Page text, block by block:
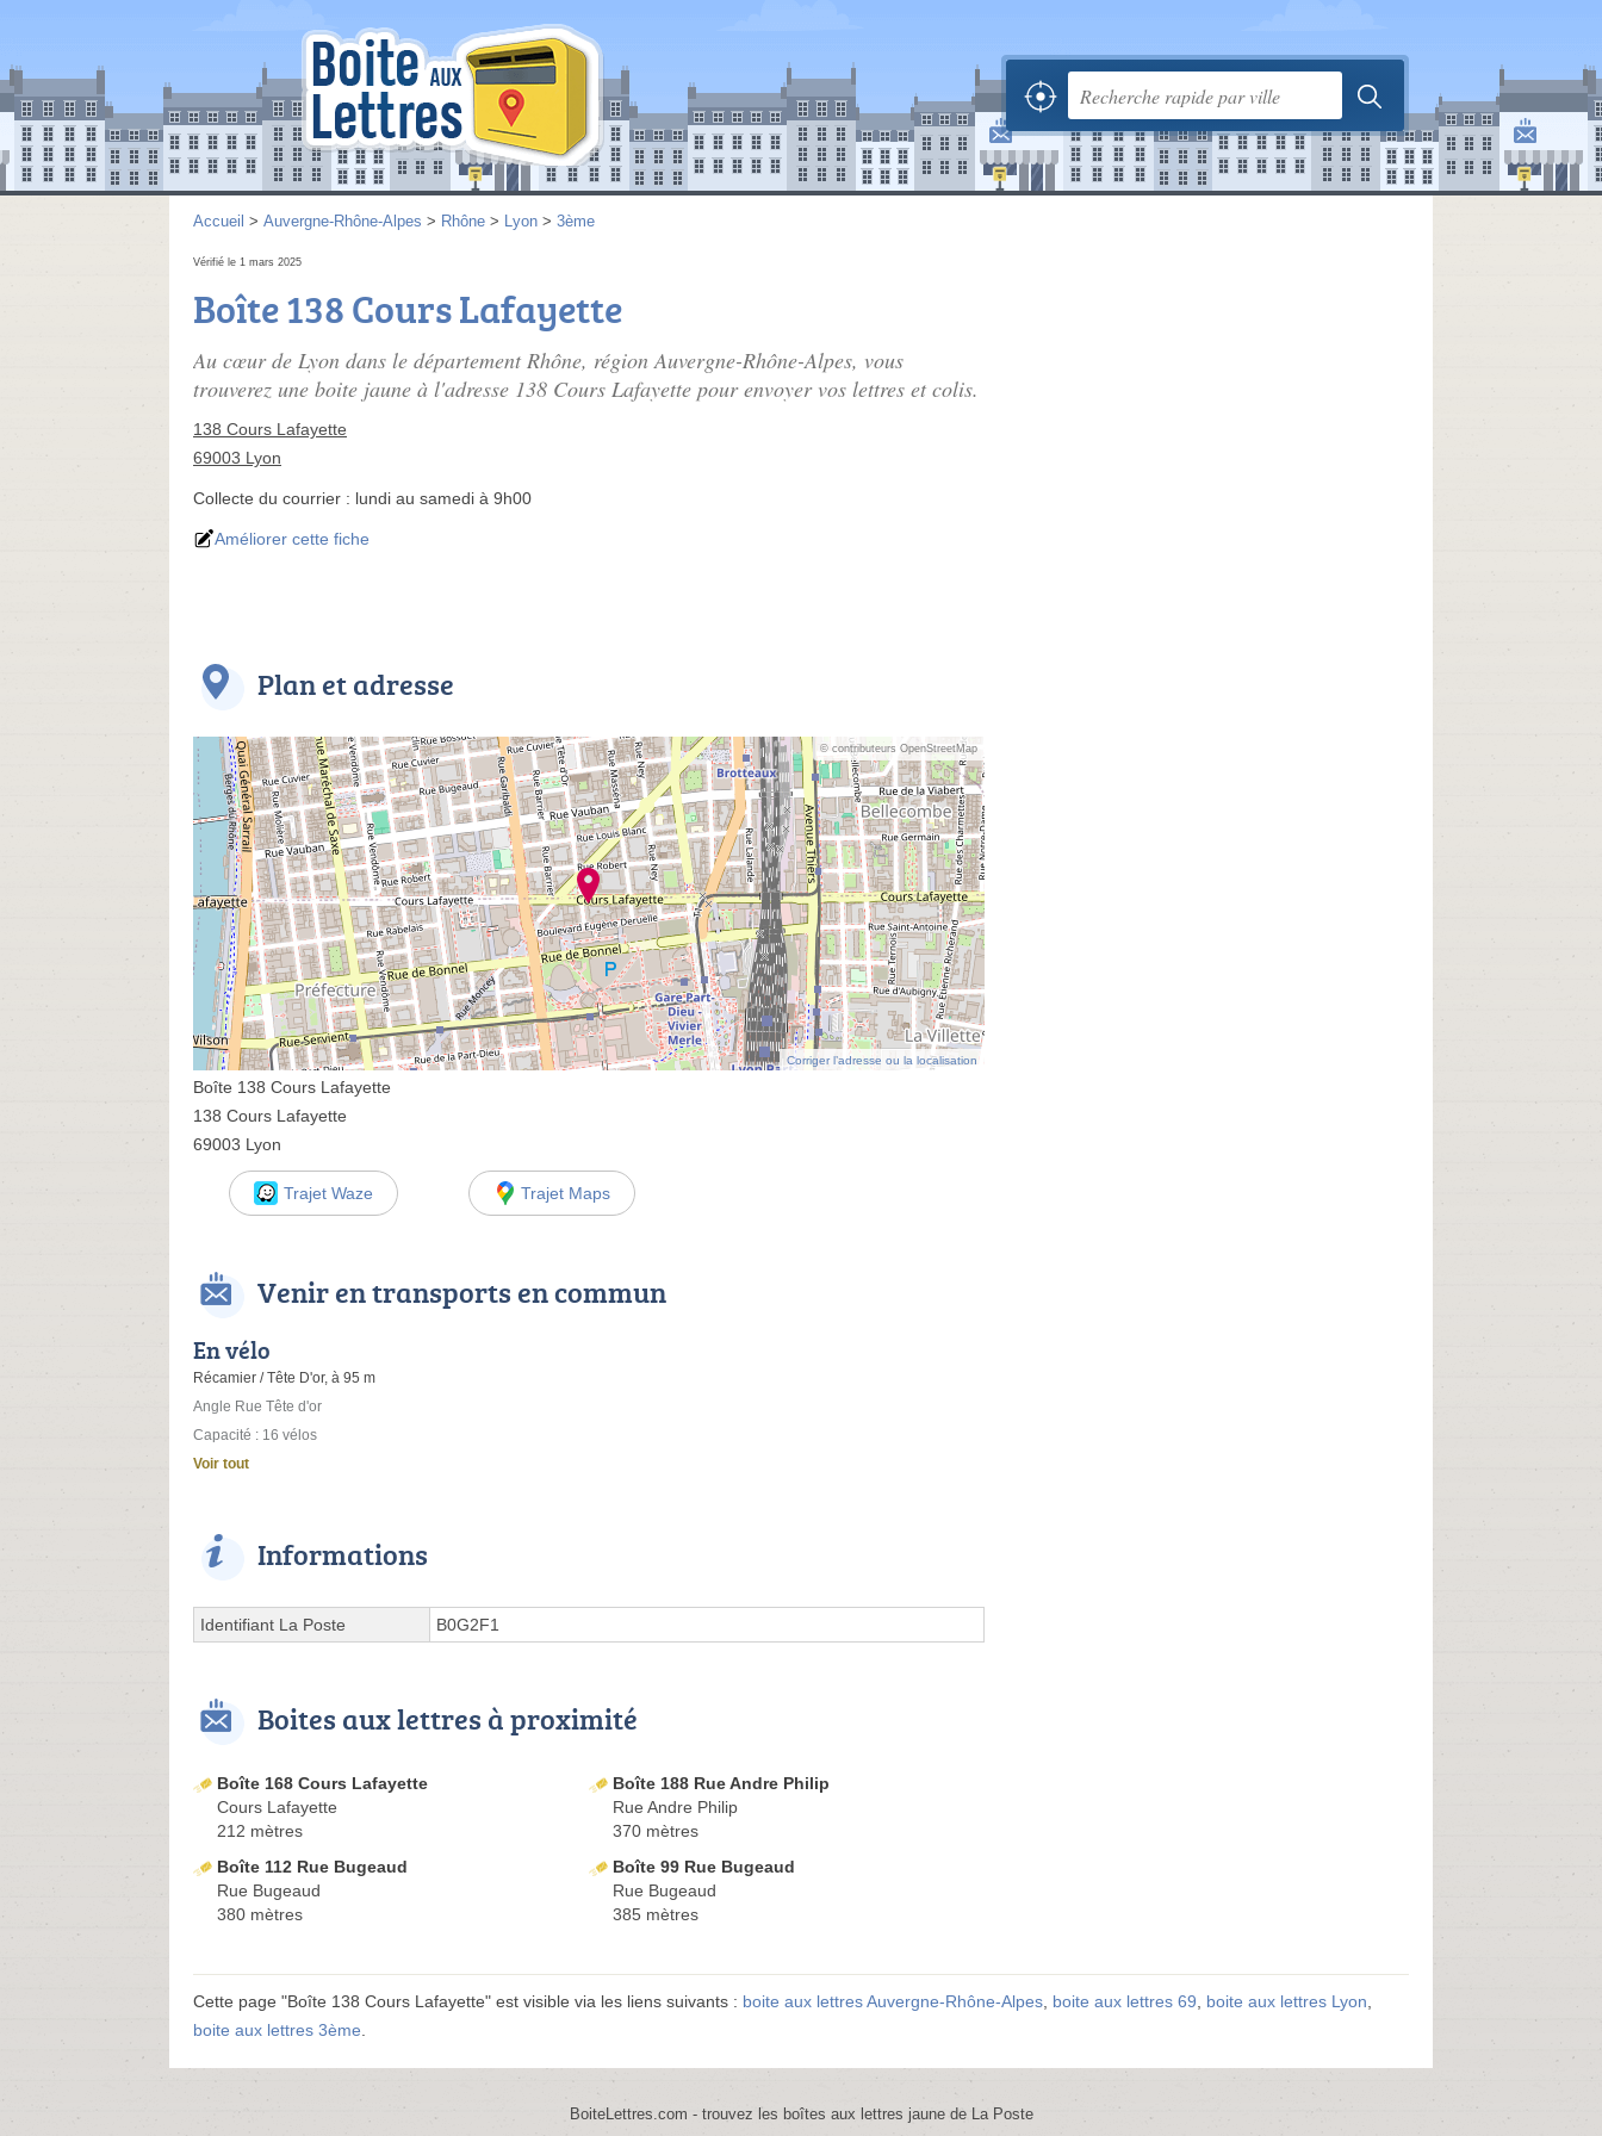
Accueil > Auvergne-Rhône-Alpes > Rhône > Lyon > 3ème
Vérifié le 1 mars 2025
Boîte 138 Cours Lafayette
Au cœur de Lyon dans le département Rhône, région Auvergne-Rhône-Alpes, vous
trouverez une boite jaune à l'adresse 138 Cours Lafayette pour envoyer vos lettres et colis.
138 Cours Lafayette
69003 Lyon
Collecte du courrier : lundi au samedi à 9h00
Améliorer cette fiche
Plan et adresse
© contributeurs OpenStreetMap
Corriger l’adresse ou la localisation
Boîte 138 Cours Lafayette
138 Cours Lafayette
69003 Lyon
Trajet Waze Trajet Maps
Venir en transports en commun
En vélo
Récamier / Tête D'or, à 95 m
Angle Rue Tête d'or
Capacité : 16 vélos
Voir tout
Informations
Identifiant La Poste B0G2F1
Boites aux lettres à proximité
Boîte 168 Cours Lafayette
Cours Lafayette
212 mètres
Boîte 188 Rue Andre Philip
Rue Andre Philip
370 mètres
Boîte 112 Rue Bugeaud
Rue Bugeaud
380 mètres
Boîte 99 Rue Bugeaud
Rue Bugeaud
385 mètres
Cette page "Boîte 138 Cours Lafayette" est visible via les liens suivants : boite aux lettres Auvergne-Rhône-Alpes, boite aux lettres 69, boite aux lettres Lyon,
boite aux lettres 3ème.
BoiteLettres.com - trouvez les boîtes aux lettres jaune de La Poste